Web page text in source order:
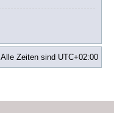
Alle Zeiten sind UTC+02:00